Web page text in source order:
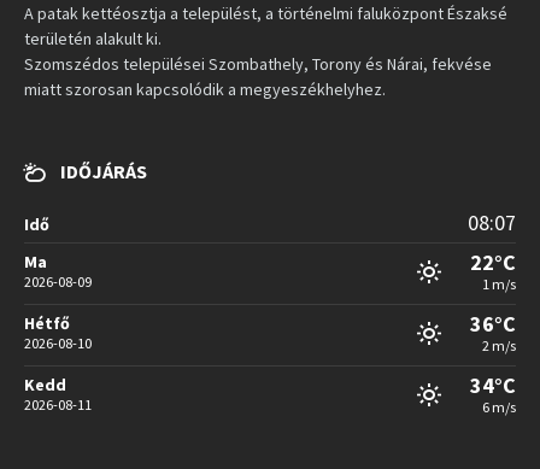
A patak kettéosztja a települést, a történelmi faluközpont Északsé
területén alakult ki.
Szomszédos települései Szombathely, Torony és Nárai, fekvése
miatt szorosan kapcsolódik a megyeszékhelyhez.
IDŐJÁRÁS
Idő 08:07
Ma
2026-08-09
22°C
1 m/s
Hétfő
2026-08-10
36°C
2 m/s
Kedd
2026-08-11
34°C
6 m/s